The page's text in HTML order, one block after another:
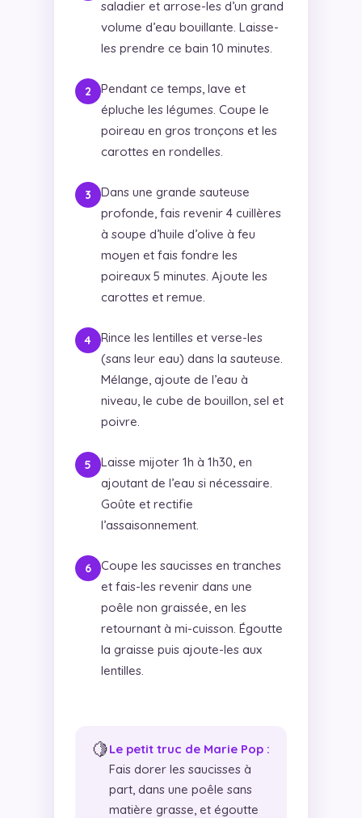
saladier et arrose-les d’un grand
volume d’eau bouillante. Laisse-
les prendre ce bain 10 minutes.
Pendant ce temps, lave et
épluche les légumes. Coupe le
poireau en gros tronçons et les
carottes en rondelles.
Dans une grande sauteuse
profonde, fais revenir 4 cuillères
à soupe d’huile d’olive à feu
moyen et fais fondre les
poireaux 5 minutes. Ajoute les
carottes et remue.
Rince les lentilles et verse-les
(sans leur eau) dans la sauteuse.
Mélange, ajoute de l’eau à
niveau, le cube de bouillon, sel et
poivre.
Laisse mijoter 1h à 1h30, en
ajoutant de l’eau si nécessaire.
Goûte et rectifie
l’assaisonnement.
Coupe les saucisses en tranches
et fais-les revenir dans une
poêle non graissée, en les
retournant à mi-cuisson. Égoutte
la graisse puis ajoute-les aux
lentilles.
🍋Le petit truc de Marie Pop :
Fais dorer les saucisses à
part, dans une poêle sans
matière grasse, et égoutte